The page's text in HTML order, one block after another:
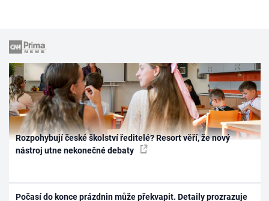
Rozpohybují české školství ředitelé? Resort věří, že nový
nástroj utne nekonečné debaty
Počasí do konce prázdnin může překvapit. Detaily prozrazuje